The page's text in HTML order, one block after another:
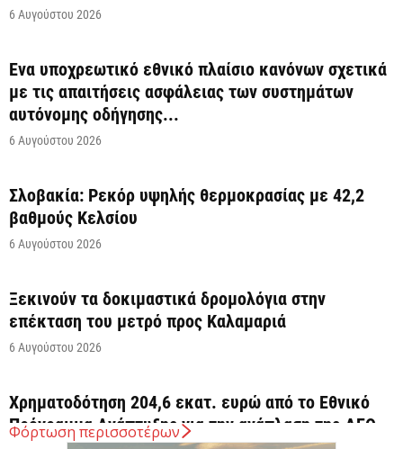
6 Αυγούστου 2026
Ένα υποχρεωτικό εθνικό πλαίσιο κανόνων σχετικά
με τις απαιτήσεις ασφάλειας των συστημάτων
αυτόνομης οδήγησης...
6 Αυγούστου 2026
Σλοβακία: Ρεκόρ υψηλής θερμοκρασίας με 42,2
βαθμούς Κελσίου
6 Αυγούστου 2026
Ξεκινούν τα δοκιμαστικά δρομολόγια στην
επέκταση του μετρό προς Καλαμαριά
6 Αυγούστου 2026
Χρηματοδότηση 204,6 εκατ. ευρώ από το Εθνικό
Πρόγραμμα Ανάπτυξης για την ανάπλαση της ΔΕΘ
Φόρτωση περισσοτέρων